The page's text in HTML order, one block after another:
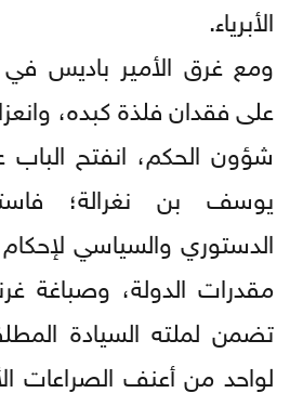
الأبرياء.
ومع غرق الأمير باديس في
على فقدان فلذة كبده،
شؤون الحكم، انفتح
يوسف بن نغرالة؛
الدستوري والسياسي
مقدرات الدولة، وصباغة
تضمن لملته السيادة
لواحد من أعنف الصراعات